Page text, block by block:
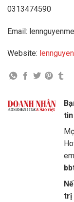
0313474590
Email:
Website:
trị